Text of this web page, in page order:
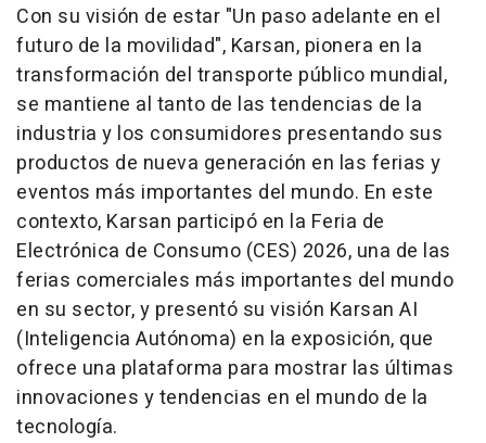
Con su visión de estar "Un paso adelante en el
futuro de la movilidad", Karsan, pionera en la
transformación del transporte público mundial,
se mantiene al tanto de las tendencias de la
industria y los consumidores presentando sus
productos de nueva generación en las ferias y
eventos más importantes del mundo. En este
contexto, Karsan participó en la Feria de
Electrónica de Consumo (CES) 2026, una de las
ferias comerciales más importantes del mundo
en su sector, y presentó su visión Karsan AI
(Inteligencia Autónoma) en la exposición, que
ofrece una plataforma para mostrar las últimas
innovaciones y tendencias en el mundo de la
tecnología.